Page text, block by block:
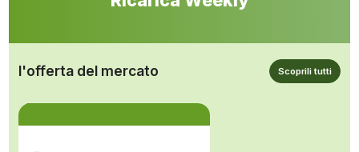
l'offerta del mercato Scoprili tutti